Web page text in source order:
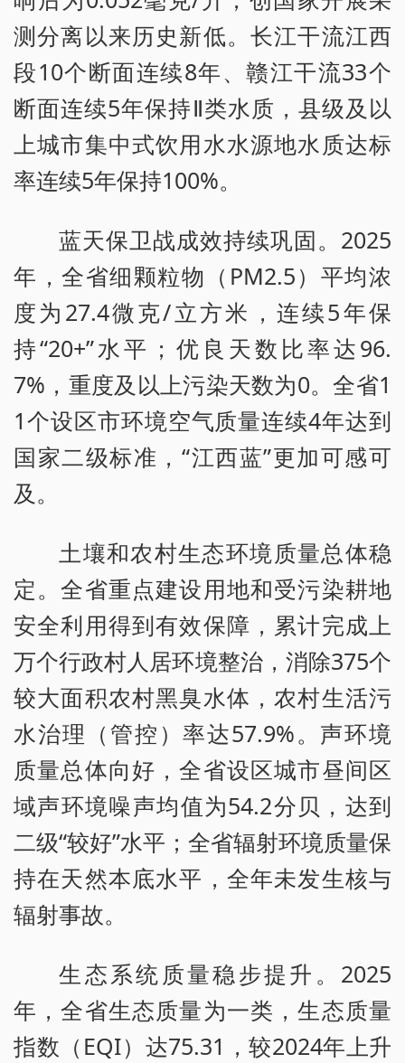
测分离以来历史新低。长江干流江西
段10个断面连续8年、赣江干流33个
断面连续5年保持Ⅱ类水质，县级及以
上城市集中式饮用水水源地水质达标
率连续5年保持100%。
蓝天保卫战成效持续巩固。2025
年，全省细颗粒物（PM2.5）平均浓
度为27.4微克/立方米，连续5年保
持“20+”水平；优良天数比率达96.
7%，重度及以上污染天数为0。全省1
1个设区市环境空气质量连续4年达到
国家二级标准，“江西蓝”更加可感可
及。
土壤和农村生态环境质量总体稳
定。全省重点建设用地和受污染耕地
安全利用得到有效保障，累计完成上
万个行政村人居环境整治，消除375个
较大面积农村黑臭水体，农村生活污
水治理（管控）率达57.9%。声环境
质量总体向好，全省设区城市昼间区
域声环境噪声均值为54.2分贝，达到
二级“较好”水平；全省辐射环境质量保
持在天然本底水平，全年未发生核与
辐射事故。
生态系统质量稳步提升。2025
年，全省生态质量为一类，生态质量
指数（EQI）达75.31，较2024年上升